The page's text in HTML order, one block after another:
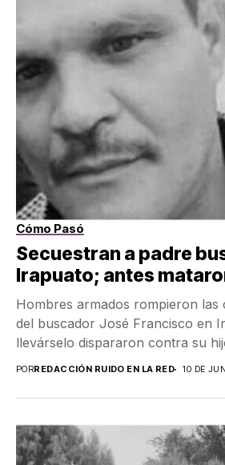
Cómo Pasó
Secuestran a padre
Irapuato; antes
Hombres armados rompieron las
del buscador José Francisco en
llevárselo dispararon contra su
PORREDACCIÓN RUIDO EN LA RED 10 DE